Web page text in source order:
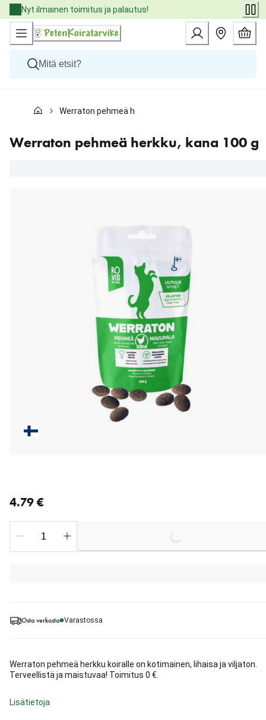
Skip
to
Content
Nyt ilmainen toimitus ja palautus!
Kissat
Eläinlääkäriruoat
Tuotemerkit
Werraton pehmeä herkku, kana 100 g
Werraton pehmeä herkku, kana 100 g
Osta verkosta Varastossa
Werraton pehmeä herkku koiralle on kotimainen, lihaisa ja viljaton.
Terveellistä ja maistuvaa! Toimitus 0 €.
Lisätietoja
4.79 €